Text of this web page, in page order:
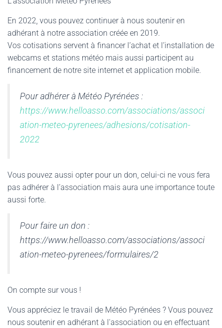
En 2022, vous pouvez continuer à nous soutenir en
adhérant à notre association créée en 2019.
Vos cotisations servent à financer l’achat et l’installation de
webcams et stations météo mais aussi participent au
financement de notre site internet et application mobile.
Pour adhérer à Météo Pyrénées :
https://www.helloasso.com/associations/associ
ation-meteo-pyrenees/adhesions/cotisation-
2022
Vous pouvez aussi opter pour un don, celui-ci ne vous fera
pas adhérer à l’association mais aura une importance toute
aussi forte.
Pour faire un don :
https://www.helloasso.com/associations/associ
ation-meteo-pyrenees/formulaires/2
On compte sur vous !
Vous appréciez le travail de Météo Pyrénées ? Vous pouvez
nous soutenir en adhérant à l'association ou en effectuant